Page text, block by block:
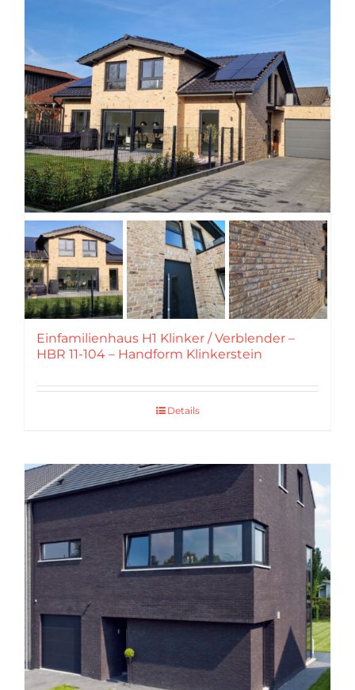
Einfamilienhaus H1 Klinker / Verblender –
HBR 11-104 – Handform Klinkerstein
Details